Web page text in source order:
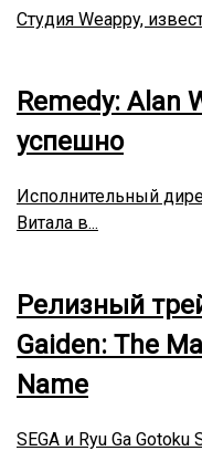
Студия Weappy,
Remedy: Alan
успешно
Исполнительный
Витала в...
Релизный
Gaiden: The
Name
SEGA и Ryu Ga Gotoku